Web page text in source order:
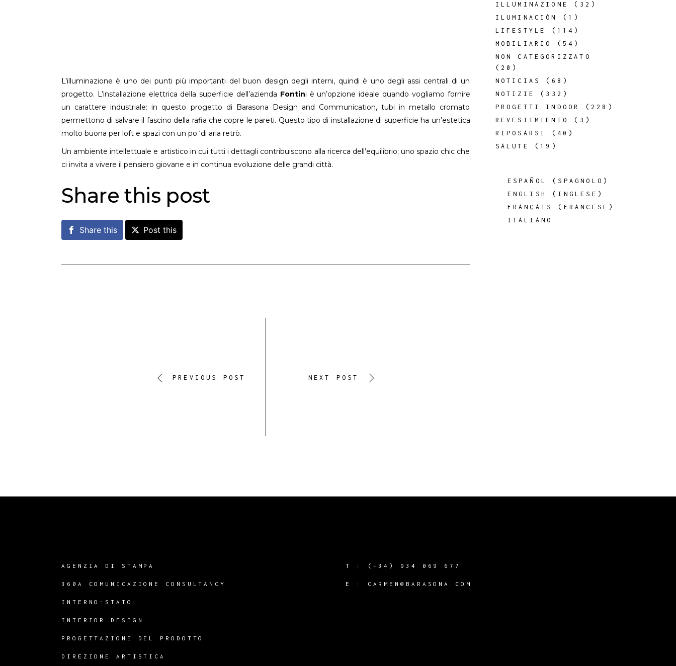
L’illuminazione è uno dei punti più importanti del buon design degli interni, quindi è uno degli assi centrali di un
progetto. L’installazione elettrica della superficie dell’azienda Fontini è un’opzione ideale quando vogliamo fornire
un carattere industriale: in questo progetto di Barasona Design and Communication, tubi in metallo cromato
permettono di salvare il fascino della rafia che copre le pareti. Questo tipo di installazione di superficie ha un’estetica
molto buona per loft e spazi con un po ‘di aria retrò.
Un ambiente intellettuale e artistico in cui tutti i dettagli contribuiscono alla ricerca dell’equilibrio; uno spazio chic che
ci invita a vivere il pensiero giovane e in continua evoluzione delle grandi città.
Share this post
Share this Post this
PREVIOUS POST NEXT POST
ILLUMINAZIONE
(32)
ILUMINACIÓN
(1)
LIFESTYLE
(114)
MOBILIARIO
(54)
NON CATEGORIZZATO
(20)
NOTICIAS
(68)
NOTIZIE
(332)
PROGETTI INDOOR
(228)
REVESTIMIENTO
(3)
RIPOSARSI
(40)
SALUTE
(19)
ESPAÑOL ( SPAGNOLO )
ENGLISH
( INGLESE )
FRANÇAIS
( FRANCESE )
ITALIANO
AGENZIA DI STAMPA
360A COMUNICAZIONE CONSULTANCY
INTERNO-STATO
INTERIOR DESIGN
PROGETTAZIONE DEL PRODOTTO
DIREZIONE ARTISTICA
T : (+34) 934 069 677
E : CARMEN@BARASONA.COM